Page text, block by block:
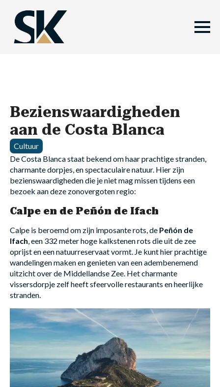
Bezienswaardigheden
aan de Costa Blanca
Cultuur
De Costa Blanca staat bekend om haar prachtige stranden,
charmante dorpjes, en spectaculaire natuur. Hier zijn
bezienswaardigheden die je niet mag missen tijdens een
bezoek aan deze zonovergoten regio:
Calpe en de Peñón de Ifach
Calpe is beroemd om zijn imposante rots, de Peñón de
Ifach, een 332 meter hoge kalkstenen rots die uit de zee
oprijst en een natuurreservaat vormt. Je kunt hier prachtige
wandelingen maken en genieten van een adembenemend
uitzicht over de Middellandse Zee. Het charmante
vissersdorpje zelf heeft sfeervolle restaurants en heerlijke
stranden.